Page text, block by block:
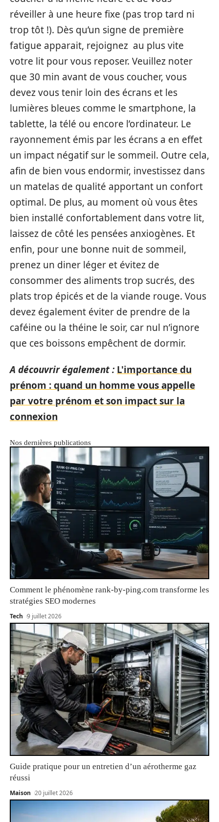
réveiller à une heure fixe (pas trop tard ni
trop tôt !). Dès qu’un signe de première
fatigue apparait, rejoignez au plus vite
votre lit pour vous reposer. Veuillez noter
que 30 min avant de vous coucher, vous
devez vous tenir loin des écrans et les
lumières bleues comme le smartphone, la
tablette, la télé ou encore l’ordinateur. Le
rayonnement émis par les écrans a en effet
un impact négatif sur le sommeil. Outre cela,
afin de bien vous endormir, investissez dans
un matelas de qualité apportant un confort
optimal. De plus, au moment où vous êtes
bien installé confortablement dans votre lit,
laissez de côté les pensées anxiogènes. Et
enfin, pour une bonne nuit de sommeil,
prenez un diner léger et évitez de
consommer des aliments trop sucrés, des
plats trop épicés et de la viande rouge. Vous
devez également éviter de prendre de la
caféine ou la théine le soir, car nul n’ignore
que ces boissons empêchent de dormir.
A découvrir également : L'importance du
prénom : quand un homme vous appelle
par votre prénom et son impact sur la
connexion
Nos dernières publications
Comment le phénomène rank-by-ping.com transforme les
stratégies SEO modernes
Tech 9 juillet 2026
Guide pratique pour un entretien d’un aérotherme gaz
réussi
Maison 20 juillet 2026